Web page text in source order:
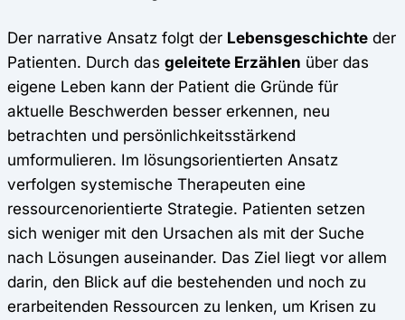
Der narrative Ansatz folgt der Lebensgeschichte der
Patienten. Durch das geleitete Erzählen über das
eigene Leben kann der Patient die Gründe für
aktuelle Beschwerden besser erkennen, neu
betrachten und persönlichkeitsstärkend
umformulieren. Im lösungsorientierten Ansatz
verfolgen systemische Therapeuten eine
ressourcenorientierte Strategie. Patienten setzen
sich weniger mit den Ursachen als mit der Suche
nach Lösungen auseinander. Das Ziel liegt vor allem
darin, den Blick auf die bestehenden und noch zu
erarbeitenden Ressourcen zu lenken, um Krisen zu